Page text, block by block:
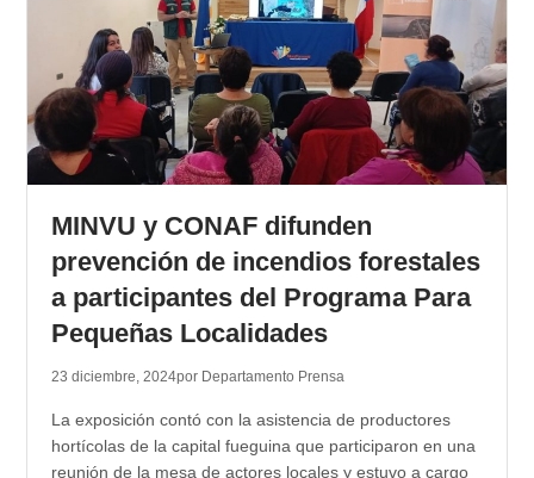
MINVU y CONAF difunden
prevención de incendios forestales
a participantes del Programa Para
Pequeñas Localidades
23 diciembre, 2024por Departamento Prensa
La exposición contó con la asistencia de productores
hortícolas de la capital fueguina que participaron en una
reunión de la mesa de actores locales y estuvo a cargo